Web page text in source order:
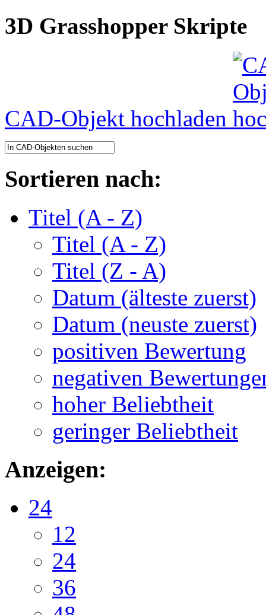
3D Grasshopper Skripte
CAD-Objekt hochladen
Sortieren nach:
Titel (A - Z)
Titel (A - Z)
Titel (Z - A)
Datum (älteste zuerst)
Datum (neuste zuerst)
positiven Bewertung
negativen
hoher Beliebtheit
geringer Beliebtheit
Anzeigen:
24
12
24
36